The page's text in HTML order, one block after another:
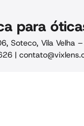
para
Soteco, Vila
|